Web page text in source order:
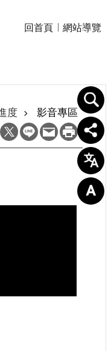
回首頁 網站導覽
度 影音專區